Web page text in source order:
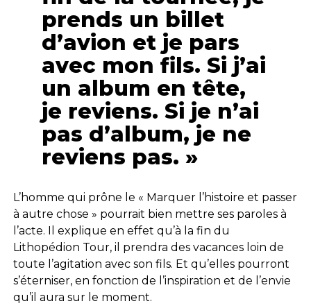
prends un billet
d’avion et je pars
avec mon fils. Si j’ai
un album en tête,
je reviens. Si je n’ai
pas d’album, je ne
reviens pas. »
L’homme qui prône le « Marquer l’histoire et passer
à autre chose » pourrait bien mettre ses paroles à
l’acte. Il explique en effet qu’à la fin du
Lithopédion Tour, il prendra des vacances loin de
toute l’agitation avec son fils. Et qu’elles pourront
s’éterniser, en fonction de l’inspiration et de l’envie
qu’il aura sur le moment.